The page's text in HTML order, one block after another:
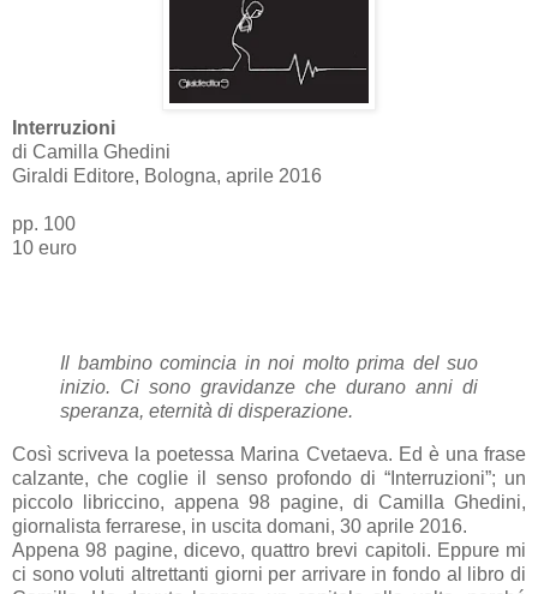
Interruzioni
di Camilla Ghedini
Giraldi Editore, Bologna, aprile 2016
pp. 100
10 euro
Il bambino comincia in noi molto prima del suo
inizio. Ci sono gravidanze che durano anni di
speranza, eternità di disperazione.
Così scriveva la poetessa Marina Cvetaeva. Ed è una frase
calzante, che coglie il senso profondo di “Interruzioni”; un
piccolo libriccino, appena 98 pagine, di Camilla Ghedini,
giornalista ferrarese, in uscita domani, 30 aprile 2016.
Appena 98 pagine, dicevo, quattro brevi capitoli. Eppure mi
ci sono voluti altrettanti giorni per arrivare in fondo al libro di